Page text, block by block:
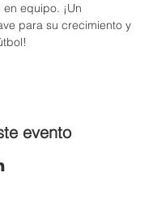
equipo. ¡Un
para su crecimiento y
evento